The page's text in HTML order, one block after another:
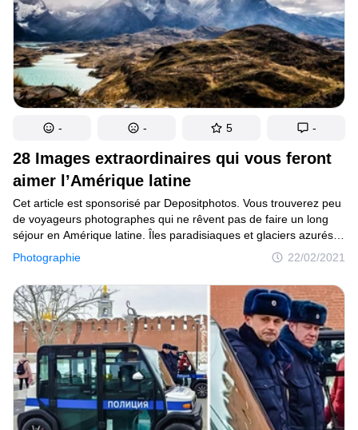
28 Images extraordinaires qui vous feront
aimer l’Amérique latine
Photographie 22/02/2021
Cet article est sponsorisé par Depositphotos. Vous trouverez peu
de voyageurs photographes qui ne rêvent pas de faire un long
séjour en Amérique latine. Îles paradisiaques et glaciers azurés,
vestiges mystérieux d’anciennes civilisations et villes modernes
colorées, montagnes rocailleuses inaccessibles et chutes d’eau
tumultueuses : l’Amérique latine est composée de 46 pays
et chacun d’eux s’offre à vous avec une expérience visuelle
profonde et saisissante.Si vous avez besoin d’une source
d’inspiration aujourd’hui, parcourez cette collection de photos
de voyage des contributeurs de Depositphotos, qui présente
en photos quelques merveilles de l’Amérique latine. Chacune des
images ci-dessous est remplie des ambiances de cette région
luxuriante et pleine de contrastes.
- - 5 -